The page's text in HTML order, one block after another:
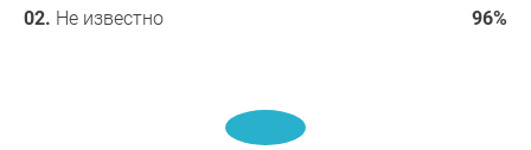
Не известно 96%